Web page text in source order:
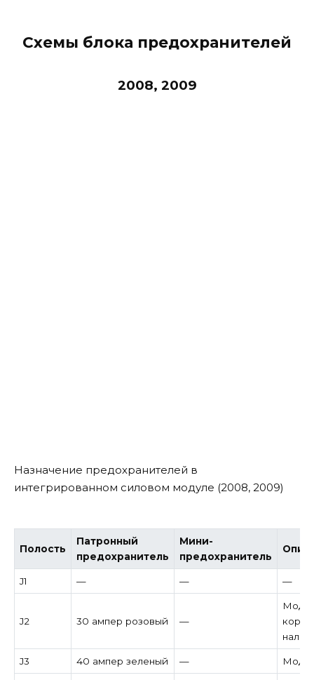
Схемы блока предохранителей
2008, 2009
Назначение предохранителей в
интегрированном силовом модуле (2008, 2009)
Полость
Патронный
предохранитель
Мини-
предохранитель
J1 — — —
J2 30 ампер розовый —
J3 40 ампер зеленый —